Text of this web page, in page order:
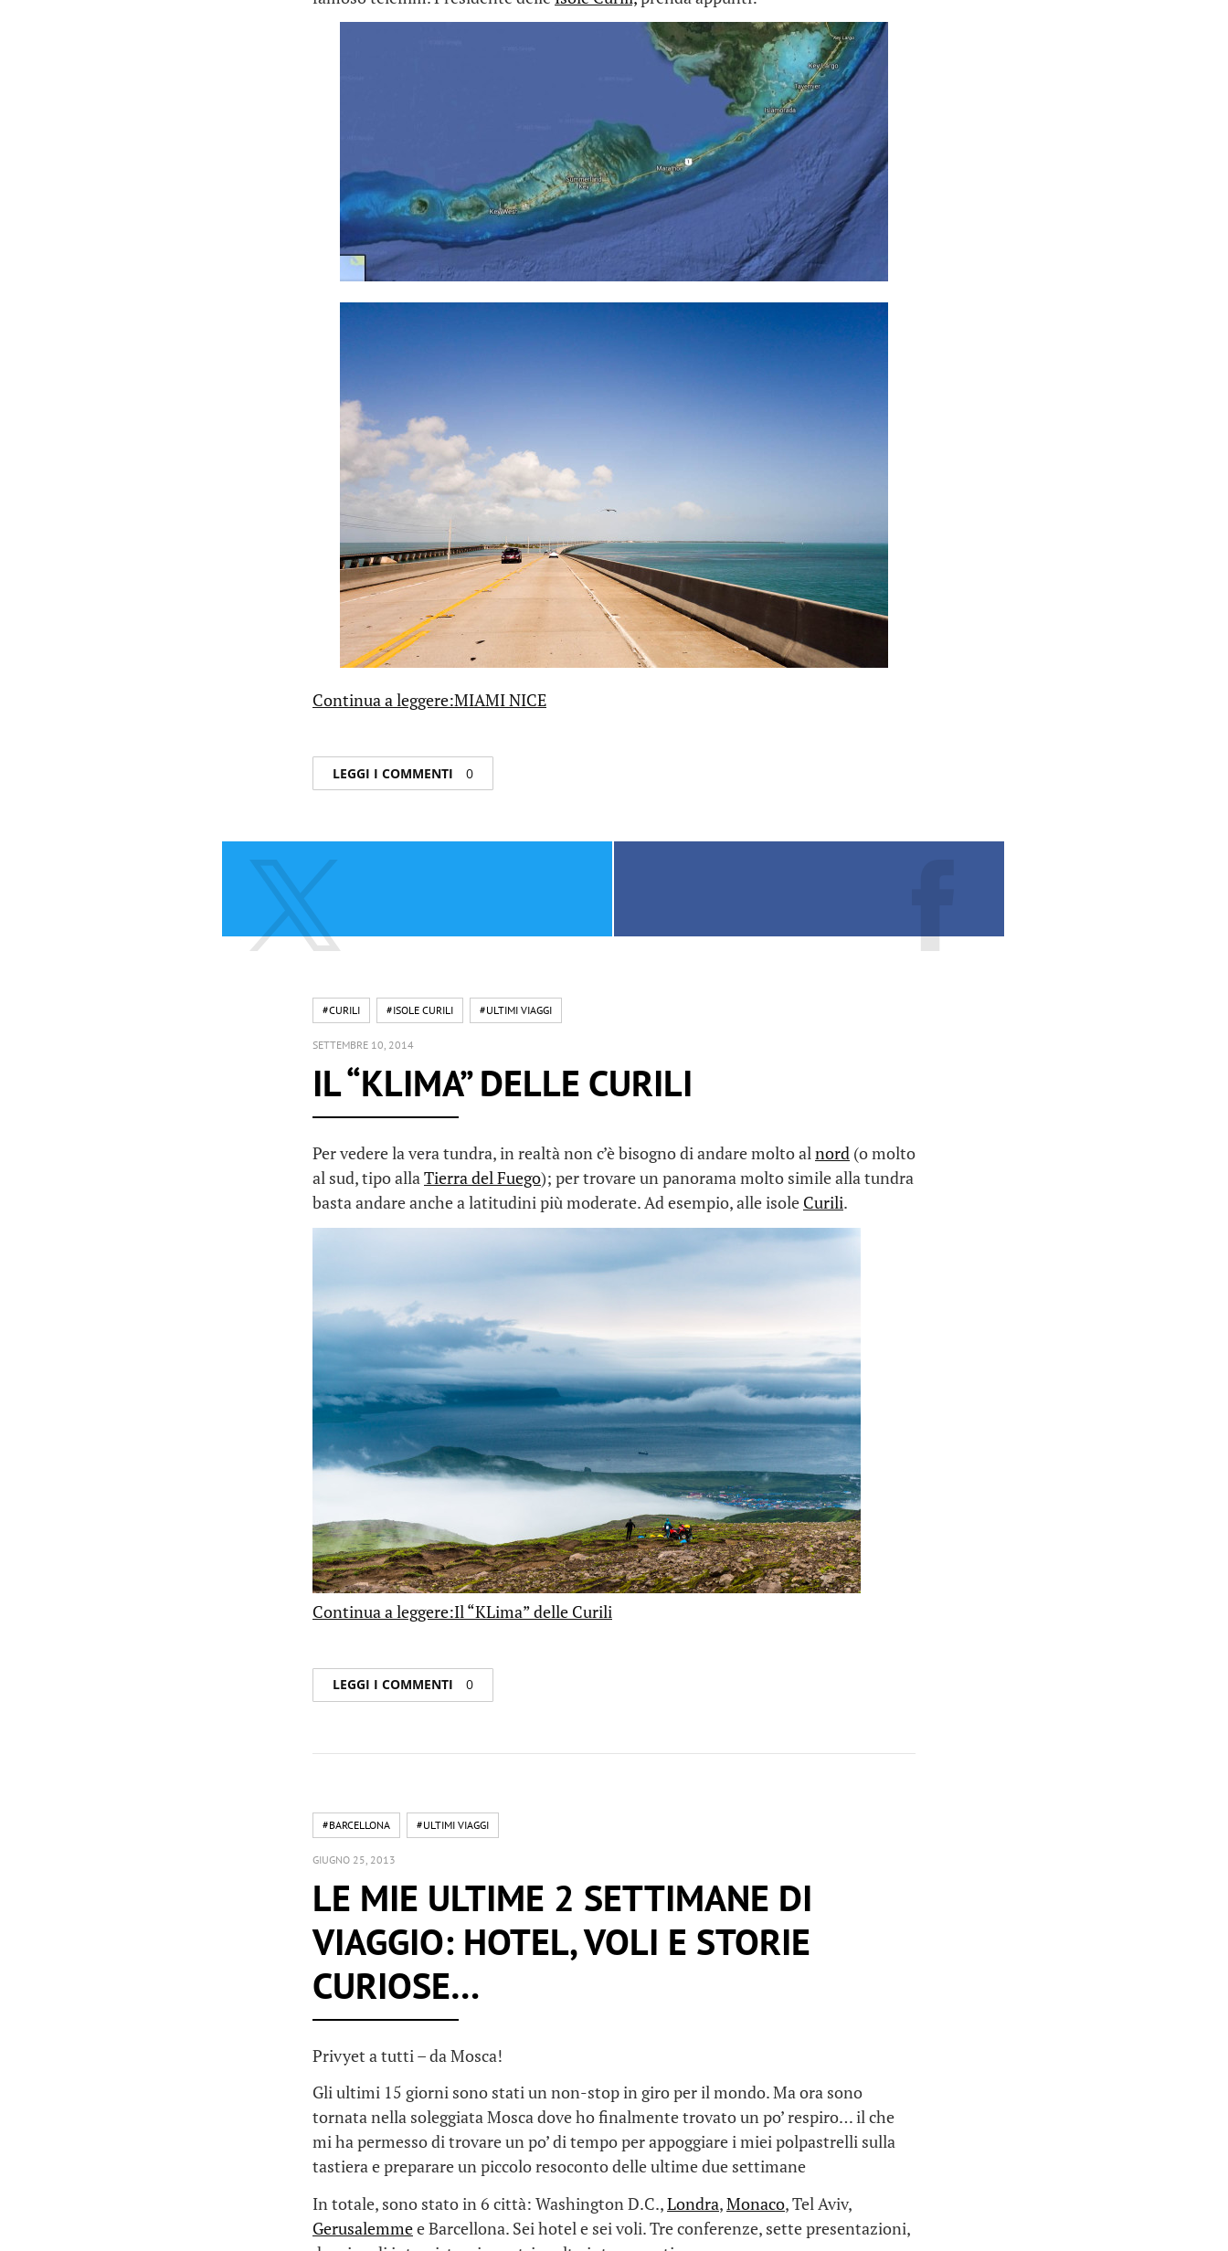
Continua a leggere:MIAMI NICE
LEGGI I COMMENTI 0
#CURILI #ISOLE CURILI #ULTIMI VIAGGI
SETTEMBRE 10, 2014
IL “KLIMA” DELLE CURILI
Per vedere la vera tundra, in realtà non c’è bisogno di andare molto alnord (o molto
al sud, tipo allaTierra del Fuego); per trovare un panorama molto simile alla tundra
basta andare anche a latitudini più moderate. Ad esempio, alle isole Curili.
Continua a leggere:Il “KLima” delle Curili
LEGGI I COMMENTI 0
#BARCELLONA #ULTIMI VIAGGI
GIUGNO 25, 2013
LE MIE ULTIME 2 SETTIMANE DI
VIAGGIO: HOTEL, VOLI E STORIE
CURIOSE…
Privyet a tutti – da Mosca!
Gli ultimi 15 giorni sono stati un non-stop in giro per il mondo. Ma ora sono
tornata nella soleggiata Mosca dove ho finalmente trovato un po’ respiro… il che
mi ha permesso di trovare un po’ di tempo per appoggiare i miei polpastrelli sulla
tastiera e preparare un piccolo resoconto delle ultime due settimane
In totale, sono stato in 6 città: Washington D.C.,Londra,Monaco, Tel Aviv,
Gerusalemmee Barcellona. Sei hotel e sei voli. Tre conferenze, sette presentazioni,